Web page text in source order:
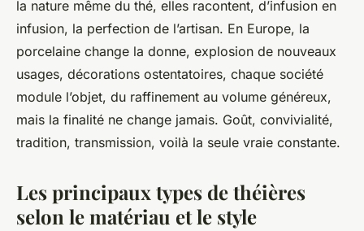
la nature même du thé, elles racontent, d’infusion en
infusion, la perfection de l’artisan. En Europe, la
porcelaine change la donne, explosion de nouveaux
usages, décorations ostentatoires, chaque société
module l’objet, du raffinement au volume généreux,
mais la finalité ne change jamais. Goût, convivialité,
tradition, transmission, voilà la seule vraie constante.
Les principaux types de théières
selon le matériau et le style